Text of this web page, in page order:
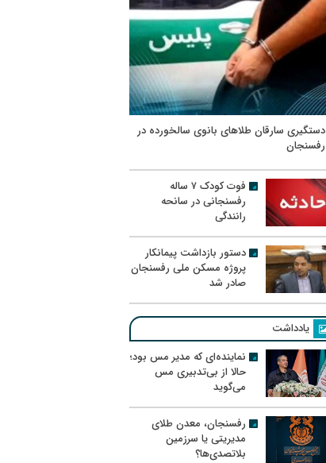
دستگیری سارقان طلاهای بانوی سالخورده در
رفسنجان
فوت کودک ۷ ساله
رفسنجانی در سانحه
رانندگی
دستور بازداشت پیمانکار
پروژه مسکن ملی رفسنجان
صادر شد
یادداشت
نماینده‌ای که مدیر مس بود؛
حالا از بی‌تدبیری مس
می‌گوید
رفسنجان، معدن طلای
مدیریتی یا سرزمین
بلاتصدی‌ها؟